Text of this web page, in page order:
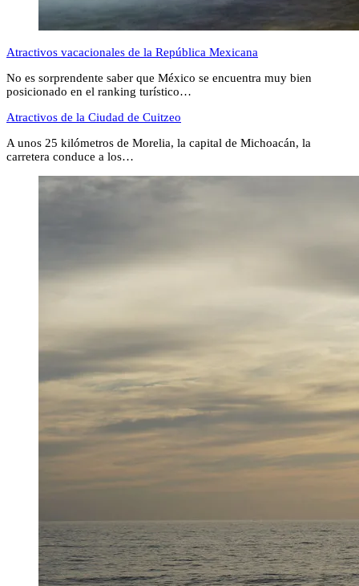
Atractivos vacacionales de la República Mexicana
No es sorprendente saber que México se encuentra muy bien
posicionado en el ranking turístico…
Atractivos de la Ciudad de Cuitzeo
A unos 25 kilómetros de Morelia, la capital de Michoacán, la
carretera conduce a los…